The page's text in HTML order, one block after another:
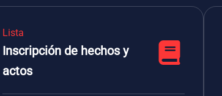
Lista
Inscripción de hechos y
actos